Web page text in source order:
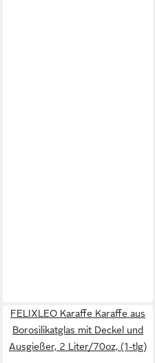
FELIXLEO Karaffe Karaffe aus
Borosilikatglas mit Deckel und
Ausgießer, 2 Liter/70oz, (1-tlg)